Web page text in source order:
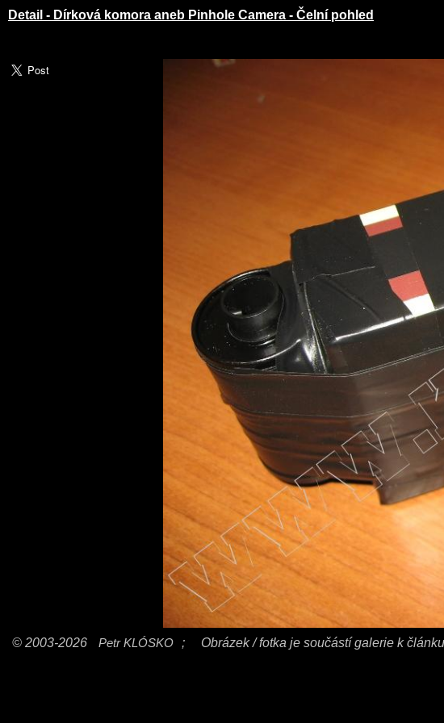
Detail - Dírková komora aneb Pinhole Camera - Čelní pohled
© 2003-2026 Petr KLÓSKO ; Obrázek / fotka je součástí galerie k